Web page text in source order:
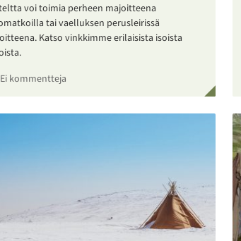
voi toimia perheen majoitteena
tai vaelluksen perusleirissä
Katso vinkkimme erilaisista isoista
Ei kommentteja